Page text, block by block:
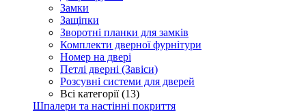
Замки
Защіпки
Зворотні планки для замків
Комплекти дверної фурнітури
Номер на двері
Петлі дверні (Завіси)
Розсувні системи для дверей
Всі категорії (13)
Шпалери та настінні покриття